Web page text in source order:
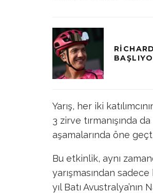
Yarış, her iki
3 zirve tırmanışında
aşamalarında öne
Bu etkinlik, aynı
yarışmasından
yıl Batı